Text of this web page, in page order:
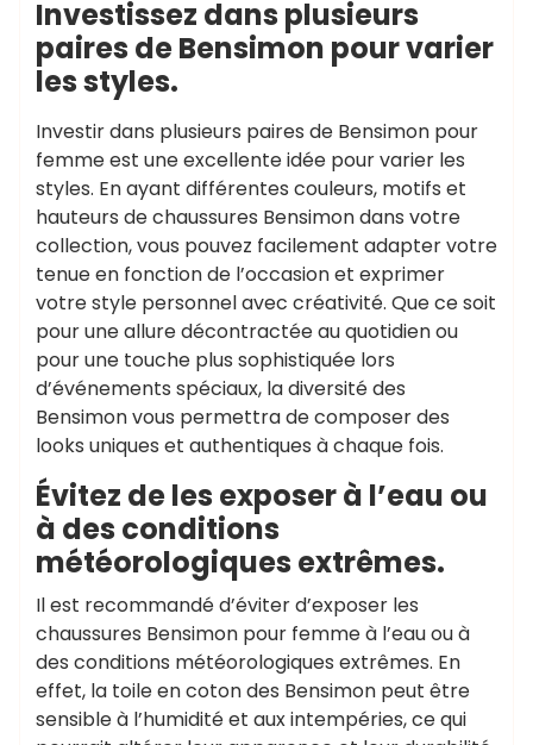
Investissez dans plusieurs
paires de Bensimon pour varier
les styles.
Investir dans plusieurs paires de Bensimon pour
femme est une excellente idée pour varier les
styles. En ayant différentes couleurs, motifs et
hauteurs de chaussures Bensimon dans votre
collection, vous pouvez facilement adapter votre
tenue en fonction de l’occasion et exprimer
votre style personnel avec créativité. Que ce soit
pour une allure décontractée au quotidien ou
pour une touche plus sophistiquée lors
d’événements spéciaux, la diversité des
Bensimon vous permettra de composer des
looks uniques et authentiques à chaque fois.
Évitez de les exposer à l’eau ou
à des conditions
météorologiques extrêmes.
Il est recommandé d’éviter d’exposer les
chaussures Bensimon pour femme à l’eau ou à
des conditions météorologiques extrêmes. En
effet, la toile en coton des Bensimon peut être
sensible à l’humidité et aux intempéries, ce qui